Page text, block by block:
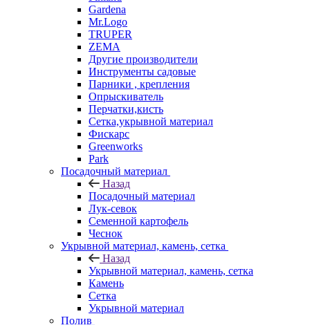
Gardena
Mr.Logo
TRUPER
ZEMA
Другие производители
Инструменты садовые
Парники , крепления
Опрыскиватель
Перчатки,кисть
Сетка,укрывной материал
Фискарс
Greenworks
Park
Посадочный материал
Назад
Посадочный материал
Лук-севок
Семенной картофель
Чеснок
Укрывной материал, камень, сетка
Назад
Укрывной материал, камень, сетка
Камень
Сетка
Укрывной материал
Полив